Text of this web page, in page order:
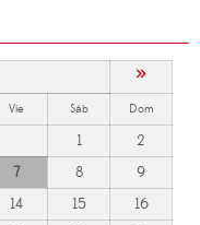
»
Vie Sáb Dom
1
2
7 8
9
14 15
16